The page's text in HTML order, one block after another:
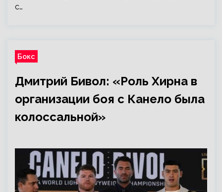
с…
Бокс
Дмитрий Бивол: «Роль Хирна в
организации боя с Канело была
колоссальной»